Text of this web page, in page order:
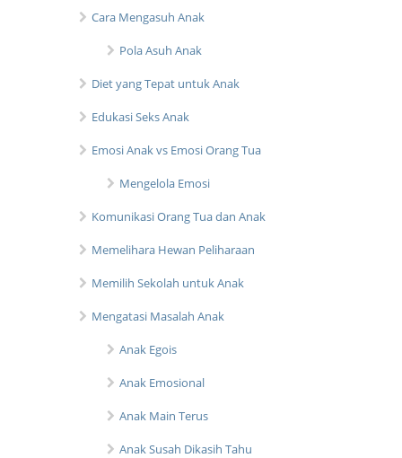
Cara Mengasuh Anak
Pola Asuh Anak
Diet yang Tepat untuk Anak
Edukasi Seks Anak
Emosi Anak vs Emosi Orang Tua
Mengelola Emosi
Komunikasi Orang Tua dan Anak
Memelihara Hewan Peliharaan
Memilih Sekolah untuk Anak
Mengatasi Masalah Anak
Anak Egois
Anak Emosional
Anak Main Terus
Anak Susah Dikasih Tahu